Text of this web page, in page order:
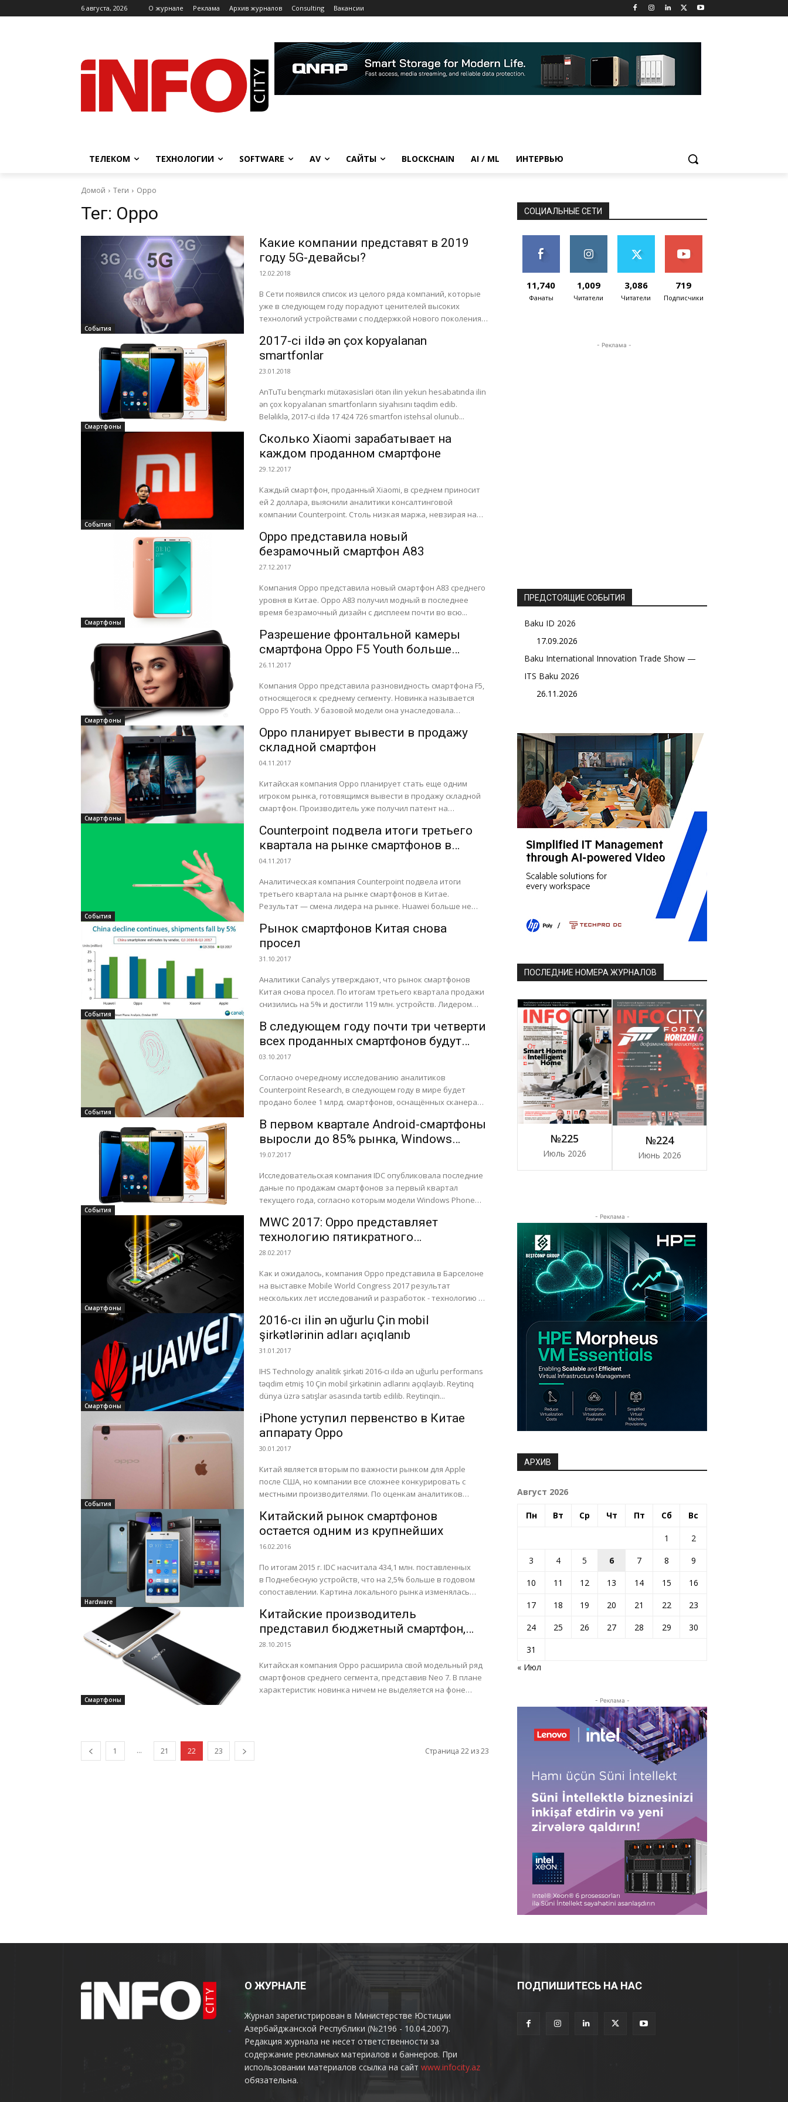
6 августа, 2026 O журнале Реклама Архив журналов Consulting Вакансии
ТЕЛЕКОМ ТЕХНОЛОГИИ SOFTWARE AV САЙТЫ BLOCKCHAIN AI / ML ИНТЕРВЬЮ
Домой Теги Oppo
Тег: Oppo
События
Какие компании представят в 2019
году 5G-девайсы?
12.02.2018
В Сети появился список из целого ряда компаний, которые
уже в следующем году порадуют ценителей высоких
технологий устройствами с поддержкой нового поколения
Смартфоны
2017-ci ildə ən çox kopyalanan
smartfonlar
23.01.2018
AnTuTu bençmarkı mütəxəsisləri ötən ilin yekun hesabatında ilin
ən çox kopyalanan smartfonların siyahısını təqdim edib.
Beləliklə, 2017-ci ildə 17 424 726 smartfon istehsal olunub...
События
Сколько Xiaomi зарабатывает на
каждом проданном смартфоне
29.12.2017
Каждый смартфон, проданный Xiaomi, в среднем приносит
ей 2 доллара, выяснили аналитики консалтинговой
компании Counterpoint. Столь низкая маржа, невзирая на
Смартфоны
Oppo представила новый
безрамочный смартфон A83
27.12.2017
Компания Oppo представила новый смартфон A83 среднего
уровня в Китае. Oppo A83 получил модный в последнее
время безрамочный дизайн с дисплеем почти во всю...
Смартфоны
Разрешение фронтальной камеры
смартфона Oppo F5 Youth больше
разрешения основной
26.11.2017
Компания Oppo представила разновидность смартфона F5,
относящегося к среднему сегменту. Новинка называется
Oppo F5 Youth. У базовой модели она унаследовала
Смартфоны
Oppo планирует вывести в продажу
складной смартфон
04.11.2017
Китайская компания Oppo планирует стать еще одним
игроком рынка, готовящимся вывести в продажу складной
смартфон. Производитель уже получил патент на
События
Counterpoint подвела итоги третьего
квартала на рынке смартфонов в
Китае
04.11.2017
Аналитическая компания Counterpoint подвела итоги
третьего квартала на рынке смартфонов в Китае.
Результат — смена лидера на рынке. Huawei больше не
События
Рынок смартфонов Китая снова
просел
31.10.2017
Аналитики Canalys утверждают, что рынок смартфонов
Китая снова просел. По итогам третьего квартала продажи
снизились на 5% и достигли 119 млн. устройств. Лидером
События
В следующем году почти три четверти
всех проданных смартфонов будут
оснащены сканерами отпечатков
03.10.2017
Согласно очередному исследованию аналитиков
Counterpoint Research, в следующем году в мире будет
продано более 1 млрд. смартфонов, оснащённых сканерами
События
В первом квартале Android-смартфоны
выросли до 85% рынка, Windows
Phone упали до 0,1%, а Samsung
отобрал лидерство у Apple
19.07.2017
Исследовательская компания IDC опубликовала последние
даные по продажам смартфонов за первый квартал
текущего года, согласно которым модели Windows Phone
Смартфоны
MWC 2017: Oppo представляет
технологию пятикратного
оптического зума для смартфонов
28.02.2017
Как и ожидалось, компания Oppo представила в Барселоне
на выставке Mobile World Congress 2017 результат
нескольких лет исследований и разработок - технологию 5X
Смартфоны
2016-cı ilin ən uğurlu Çin mobil
şirkətlərinin adları açıqlanıb
31.01.2017
IHS Technology analitik şirkəti 2016-cı ildə ən uğurlu performans
təqdim etmiş 10 Çin mobil şirkətinin adlarını açıqlayıb. Reytinq
dünya üzrə satışlar əsasında tərtib edilib. Reytinqin...
События
iPhone уступил первенство в Китае
аппарату Oppo
30.01.2017
Китай является вторым по важности рынком для Apple
после США, но компании все сложнее конкурировать с
местными производителями. По оценкам аналитиков
Hardware
Китайский рынок смартфонов
остается одним из крупнейших
16.02.2016
По итогам 2015 г. IDC насчитала 434,1 млн. поставленных
в Поднебесную устройств, что на 2,5% больше в годовом
сопоставлении. Картина локального рынка изменялась
ролях...
Смартфоны
Китайские производитель
представил бюджетный смартфон,
замаскированный под флагманы
28.10.2015
Китайская компания Oppo расширила свой модельный ряд
смартфонов среднего сегмента, представив Neo 7. В плане
характеристик новинка ничем не выделяется на фоне
1 ... 21 22 23 Страница 22 из 23
СОЦИАЛЬНЫЕ СЕТИ
11,740
Фанаты
1,009
Читатели
3,086
Читатели
719
Подписчики
- Реклама -
ПРЕДСТОЯЩИЕ СОБЫТИЯ
Baku ID 2026
17.09.2026
Baku International Innovation Trade Show —
ITS Baku 2026
26.11.2026
ПОСЛЕДНИЕ НОМЕРА ЖУРНАЛОВ
№225
Июль 2026
№224
Июнь 2026
- Реклама -
АРХИВ
Август 2026
Пн Вт Ср Чт Пт Сб Вс
1
2
3
4 5 6 7 8
9
10
11 12 13 14 15
16
17
18 19 20 21 22
23
24
25 26 27 28 29
30
31
« Июл
- Реклама -
О ЖУРНАЛЕ
Журнал зарегистрирован в Министерстве Юстиции
Азербайджанской Республики (№2196 - 10.04.2007).
Редакция журнала не несет ответственности за
содержание рекламных материалов и баннеров. При
использовании материалов ссылка на сайт www.infocity.az
обязательна.
ПОДПИШИТЕСЬ НА НАС